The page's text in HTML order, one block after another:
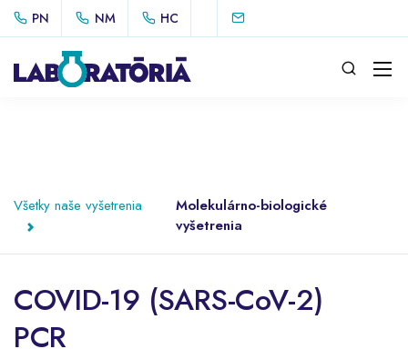
PN NM HC
Všetky naše vyšetrenia
Molekulárno-biologické
vyšetrenia
COVID-19 (SARS-CoV-2)
PCR